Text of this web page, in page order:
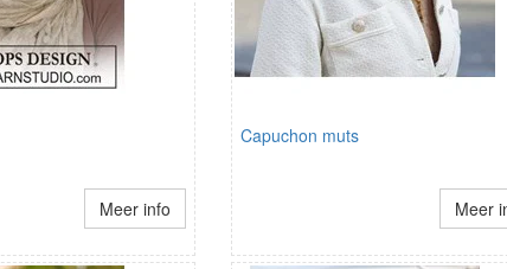
Meer info
Capuchon muts
Meer